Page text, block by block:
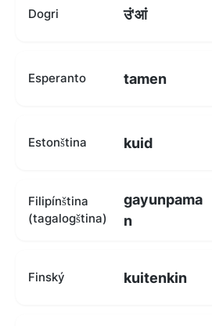
Dogri उं'आं
Esperanto tamen
Estonština kuid
Filipínština
(tagalogština)
gayunpama
n
Finský kuitenkin